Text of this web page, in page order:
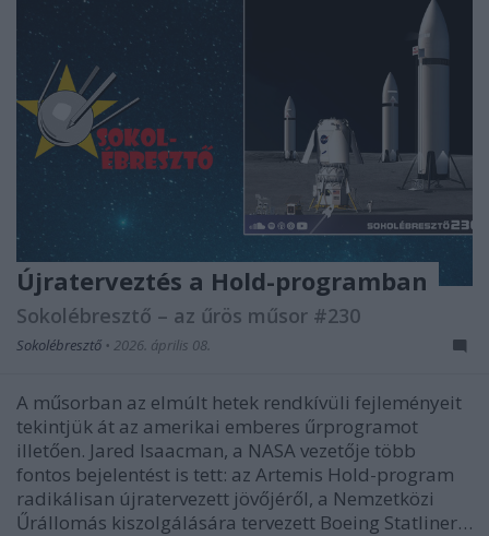
Újraterveztés a Hold-programban
Sokolébresztő – az űrös műsor #230
Sokolébresztő • 2026. április 08.
A műsorban az elmúlt hetek rendkívüli fejleményeit
tekintjük át az amerikai emberes űrprogramot
illetően. Jared Isaacman, a NASA vezetője több
fontos bejelentést is tett: az Artemis Hold-program
radikálisan újratervezett jövőjéről, a Nemzetközi
Űrállomás kiszolgálására tervezett Boeing Statliner…